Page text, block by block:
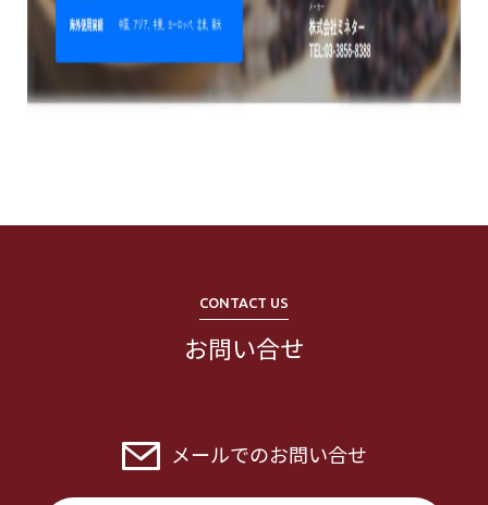
CONTACT US
お問い合せ
メールでのお問い合せ